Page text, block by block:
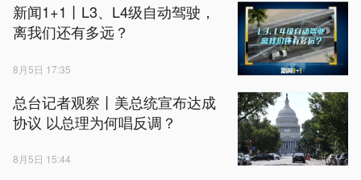
新闻1+1丨L3、L4级自动驾驶，
离我们还有多远？
8月5日 17:35
总台记者观察丨美总统宣布达成
协议 以总理为何唱反调？
8月5日 15:44